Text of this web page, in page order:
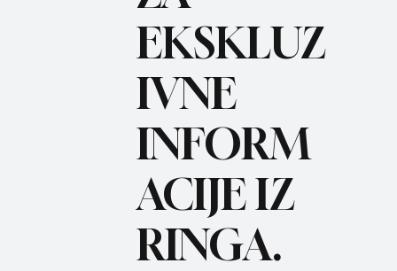
REC
EKSKLUZ
IVNE
INFORM
ACIJE IZ
RINGA.